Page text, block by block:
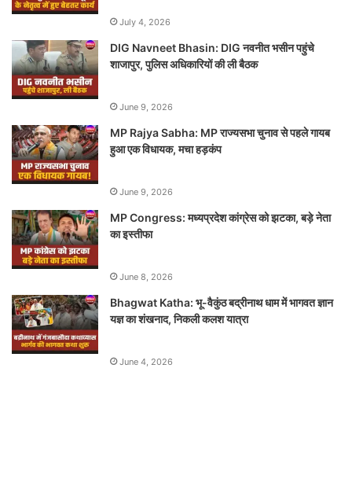
July 4, 2026
DIG Navneet Bhasin: DIG नवनीत भसीन पहुंचे
शाजापुर, पुलिस अधिकारियों की ली बैठक
June 9, 2026
MP Rajya Sabha: MP राज्यसभा चुनाव से पहले गायब
हुआ एक विधायक, मचा हड़कंप
June 9, 2026
MP Congress: मध्यप्रदेश कांग्रेस को झटका, बड़े नेता
का इस्तीफा
June 8, 2026
Bhagwat Katha: भू-वैकुंठ बद्रीनाथ धाम में भागवत ज्ञान
यज्ञ का शंखनाद, निकली कलश यात्रा
June 4, 2026